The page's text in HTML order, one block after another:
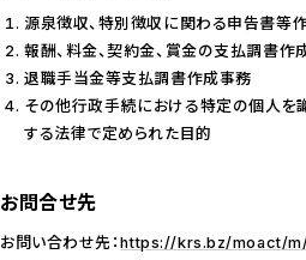
源泉徴収、特別徴収に関わる申告書等
報酬、料金、契約金、賞金の支払調書作
退職手当金等支払調書作成事務
その他行政手続における特定の個人を
する法律で定められた目的
お問合せ先
お問い合わせ先：https://krs.bz/moact/